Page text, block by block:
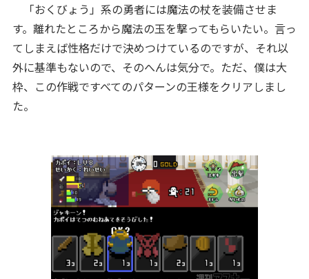
「おくびょう」系の勇者には魔法の杖を装備させま
す。離れたところから魔法の玉を撃ってもらいたい。言っ
てしまえば性格だけで決めつけているのですが、それ以
外に基準もないので、そのへんは気分で。ただ、僕は大
枠、この作戦ですべてのパターンの王様をクリアしまし
た。